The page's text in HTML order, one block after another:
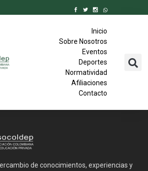
Inicio
Sobre Nosotros
Eventos
Deportes
Normatividad
Afiliaciones
Contacto
de conocimientos, experiencias y